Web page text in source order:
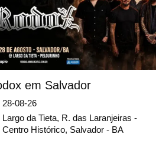
em Salvador
28-08-26
Largo da Tieta, R. das Laranjeiras -
Centro Histórico, Salvador - BA